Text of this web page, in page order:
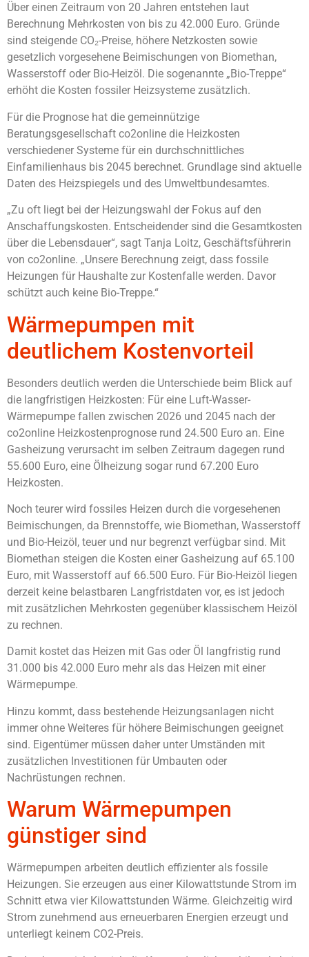
Über einen Zeitraum von 20 Jahren entstehen laut
Berechnung Mehrkosten von bis zu 42.000 Euro. Gründe
sind steigende CO₂-Preise, höhere Netzkosten sowie
gesetzlich vorgesehene Beimischungen von Biomethan,
Wasserstoff oder Bio-Heizöl. Die sogenannte „Bio-Treppe“
erhöht die Kosten fossiler Heizsysteme zusätzlich.
Für die Prognose hat die gemeinnützige
Beratungsgesellschaft co2online die Heizkosten
verschiedener Systeme für ein durchschnittliches
Einfamilienhaus bis 2045 berechnet. Grundlage sind aktuelle
Daten des Heizspiegels und des Umweltbundesamtes.
„Zu oft liegt bei der Heizungswahl der Fokus auf den
Anschaffungskosten. Entscheidender sind die Gesamtkosten
über die Lebensdauer“, sagt Tanja Loitz, Geschäftsführerin
von co2online. „Unsere Berechnung zeigt, dass fossile
Heizungen für Haushalte zur Kostenfalle werden. Davor
schützt auch keine Bio-Treppe.“
Wärmepumpen mit
deutlichem Kostenvorteil
Besonders deutlich werden die Unterschiede beim Blick auf
die langfristigen Heizkosten: Für eine Luft-Wasser-
Wärmepumpe fallen zwischen 2026 und 2045 nach der
co2online Heizkostenprognose rund 24.500 Euro an. Eine
Gasheizung verursacht im selben Zeitraum dagegen rund
55.600 Euro, eine Ölheizung sogar rund 67.200 Euro
Heizkosten.
Noch teurer wird fossiles Heizen durch die vorgesehenen
Beimischungen, da Brennstoffe, wie Biomethan, Wasserstoff
und Bio-Heizöl, teuer und nur begrenzt verfügbar sind. Mit
Biomethan steigen die Kosten einer Gasheizung auf 65.100
Euro, mit Wasserstoff auf 66.500 Euro. Für Bio-Heizöl liegen
derzeit keine belastbaren Langfristdaten vor, es ist jedoch
mit zusätzlichen Mehrkosten gegenüber klassischem Heizöl
zu rechnen.
Damit kostet das Heizen mit Gas oder Öl langfristig rund
31.000 bis 42.000 Euro mehr als das Heizen mit einer
Wärmepumpe.
Hinzu kommt, dass bestehende Heizungsanlagen nicht
immer ohne Weiteres für höhere Beimischungen geeignet
sind. Eigentümer müssen daher unter Umständen mit
zusätzlichen Investitionen für Umbauten oder
Nachrüstungen rechnen.
Warum Wärmepumpen
günstiger sind
Wärmepumpen arbeiten deutlich effizienter als fossile
Heizungen. Sie erzeugen aus einer Kilowattstunde Strom im
Schnitt etwa vier Kilowattstunden Wärme. Gleichzeitig wird
Strom zunehmend aus erneuerbaren Energien erzeugt und
unterliegt keinem CO2-Preis.